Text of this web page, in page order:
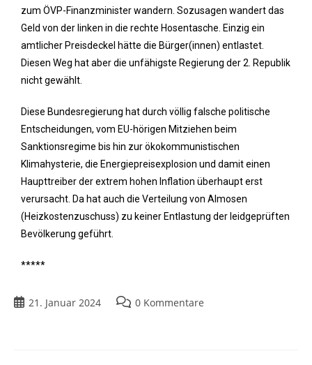
zum ÖVP-Finanzminister wandern. Sozusagen wandert das
Geld von der linken in die rechte Hosentasche. Einzig ein
amtlicher Preisdeckel hätte die Bürger(innen) entlastet.
Diesen Weg hat aber die unfähigste Regierung der 2. Republik
nicht gewählt.
Diese Bundesregierung hat durch völlig falsche politische
Entscheidungen, vom EU-hörigen Mitziehen beim
Sanktionsregime bis hin zur ökokommunistischen
Klimahysterie, die Energiepreisexplosion und damit einen
Haupttreiber der extrem hohen Inflation überhaupt erst
verursacht. Da hat auch die Verteilung von Almosen
(Heizkostenzuschuss) zu keiner Entlastung der leidgeprüften
Bevölkerung geführt.
*****
21. Januar 2024 0 Kommentare